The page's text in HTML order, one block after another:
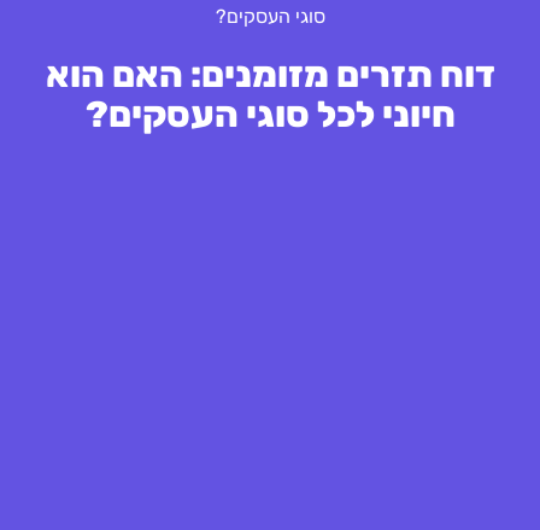
סוגי העסקים?
דוח תזרים מזומנים: האם הוא
חיוני לכל סוגי העסקים?